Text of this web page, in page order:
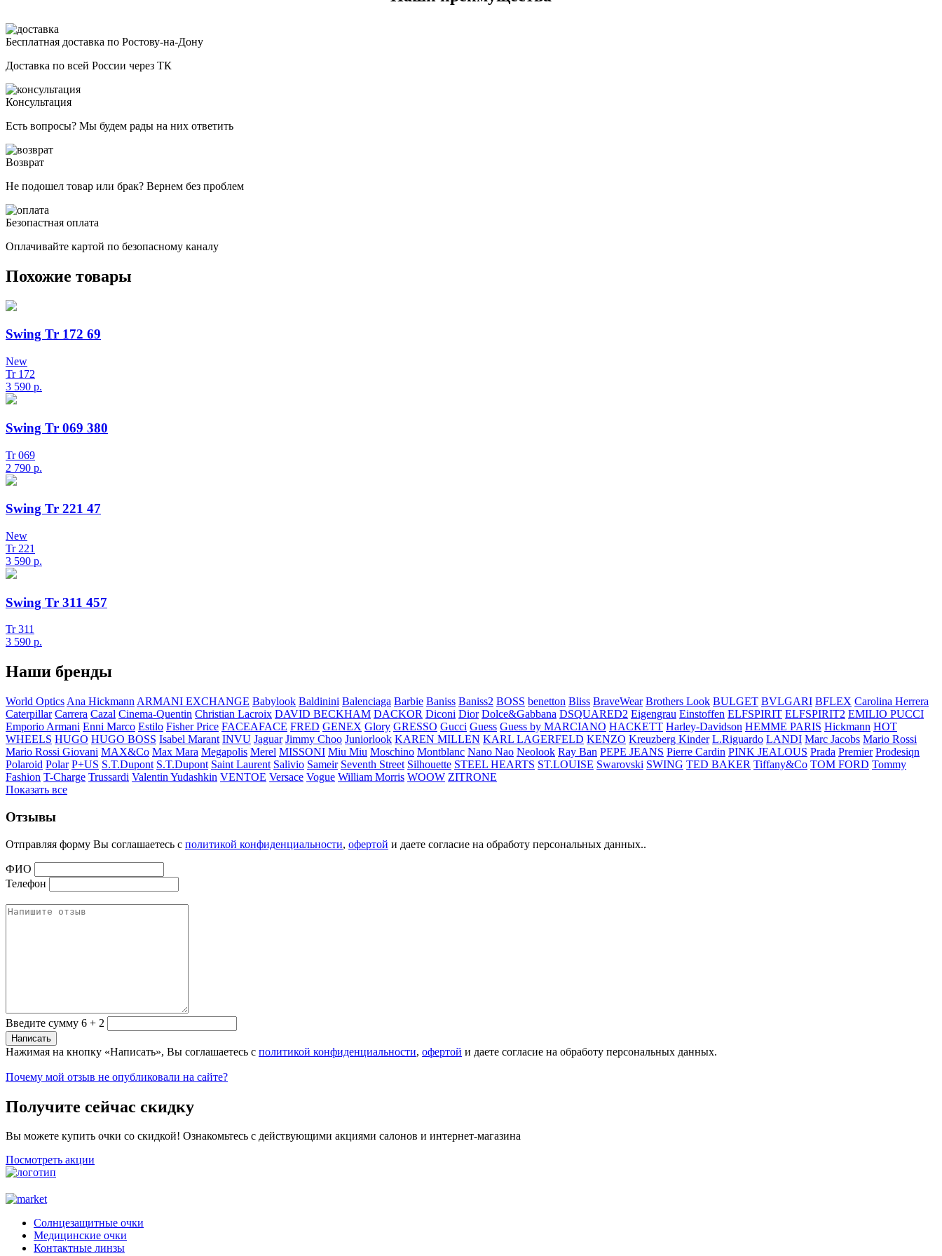
Бесплатная доставка по Ростову-на-Дону
Доставка по всей России через ТК
Консультация
Есть вопросы? Мы будем рады на них ответить
Возврат
Не подошел товар или брак? Вернем без проблем
Безопастная оплата
Оплачивайте картой по безопасному каналу
Похожие товары
Swing Tr 172 69
New
Tr 172
3 590 р.
Swing Tr 069 380
Tr 069
2 790 р.
Swing Tr 221 47
New
Tr 221
3 590 р.
Swing Tr 311 457
Tr 311
3 590 р.
Наши бренды
World Optics Ana Hickmann ARMANI EXCHANGE Babylook Baldinini Balenciaga Barbie Baniss Baniss2 BOSS benetton Bliss BraveWear Brothers Look BULGET BVLGARI BFLEX Carolina Herrera
Caterpillar Carrera Cazal Cinema-Quentin Christian Lacroix DAVID BECKHAM DACKOR Diconi Dior Dolce&Gabbana DSQUARED2 Eigengrau Einstoffen ELFSPIRIT ELFSPIRIT2 EMILIO PUCCI
Emporio Armani Enni Marco Estilo Fisher Price FACEAFACE FRED GENEX Glory GRESSO Gucci Guess Guess by MARCIANO HACKETT Harley-Davidson HEMME PARIS Hickmann HOT
WHEELS HUGO HUGO BOSS Isabel Marant INVU Jaguar Jimmy Choo Juniorlook KAREN MILLEN KARL LAGERFELD KENZO Kreuzberg Kinder L.Riguardo LANDI Marc Jacobs Mario Rossi
Mario Rossi Giovani MAX&Co Max Mara Megapolis Merel MISSONI Miu Miu Moschino Montblanc Nano Nao Neolook Ray Ban PEPE JEANS Pierre Cardin PINK JEALOUS Prada Premier Prodesiqn
Polaroid Polar P+US S.T.Dupont S.T.Dupont Saint Laurent Salivio Sameir Seventh Street Silhouette STEEL HEARTS ST.LOUISE Swarovski SWING TED BAKER Tiffany&Co TOM FORD Tommy
Fashion T-Charge Trussardi Valentin Yudashkin VENTOE Versace Vogue William Morris WOOW ZITRONE
Показать все
Отзывы
Отправляя форму Вы соглашаетесь с политикой конфиденциальности, офертой и даете согласие на обработу персональных данных..
ФИО
Телефон
Введите сумму 6 + 2
Нажимая на кнопку «Написать», Вы соглашаетесь с политикой конфиденциальности, офертой и даете согласие на обработу персональных данных.
Почему мой отзыв не опубликовали на сайте?
Получите сейчас скидку
Вы можете купить очки со скидкой! Ознакомьтесь с действующими акциями салонов и интернет-магазина
Посмотреть акции
Солнцезащитные очки
Медицинские очки
Контактные линзы